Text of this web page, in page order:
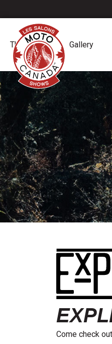
The Shows Gallery
Come check